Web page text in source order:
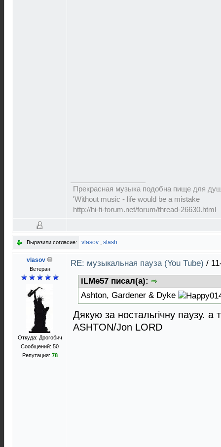
Прекрасная музыка подобна пище для
'Without music - life would be a mistake
http://hi-fi-forum.net/forum/thread-26630.html
Выразили согласие: vlasov , slash
vlasov
Ветеран
Откуда: Дрогобич
Сообщений: 50
Репутация: 78
RE: музыкальная пауза (You Tube) /
iLMe57 писал(а):
Ashton, Gardener & Dyke
Дякую за ностальгічну паузу.
ASHTON/Jon LORD